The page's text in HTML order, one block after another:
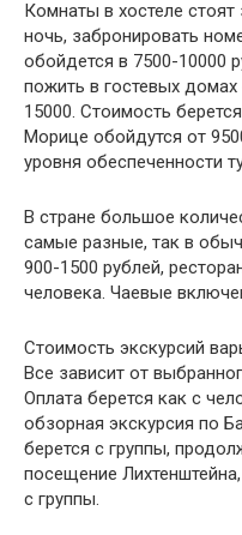
Комнаты в хостеле
ночь, забронировать
обойдется в 7500-10000
пожить в гостевых домах
15000. Стоимость
Морице обойдутся от
уровня обеспеченности
В стране большое
самые разные, так в
900-1500 рублей,
человека. Чаевые
Стоимость экскурсий
Все зависит от
Оплата берется как с
обзорная экскурсия по
берется с группы,
посещение
с группы.